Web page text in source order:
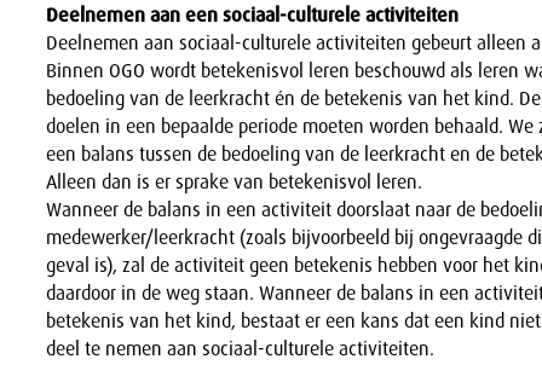
Deelnemen aan een sociaal-culturele activiteiten
Deelnemen aan sociaal-culturele activiteiten gebeurt alleen
Binnen OGO wordt betekenisvol leren beschouwd als leren
bedoeling van de leerkracht én de betekenis van het kind.
doelen in een bepaalde periode moeten worden behaald.
een balans tussen de bedoeling van de leerkracht en de
Alleen dan is er sprake van betekenisvol leren.
Wanneer de balans in een activiteit doorslaat naar de
medewerker/leerkracht (zoals bijvoorbeeld bij ongevraagde
geval is), zal de activiteit geen betekenis hebben voor het
daardoor in de weg staan. Wanneer de balans in een
betekenis van het kind, bestaat er een kans dat een kind
deel te nemen aan sociaal-culturele activiteiten.